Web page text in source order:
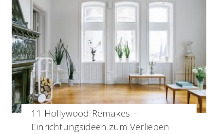
11 Hollywood-Remakes –
Einrichtungsideen zum Verlieben